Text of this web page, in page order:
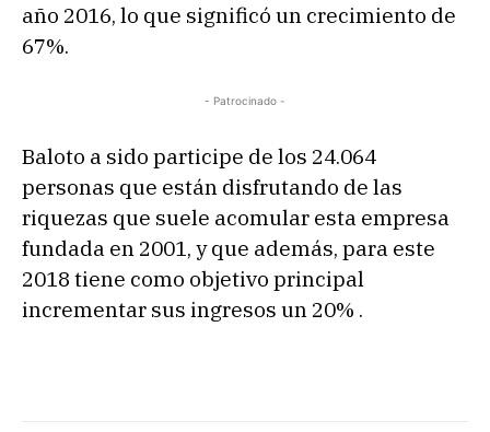
año 2016, lo que significó un crecimiento de
67%.
- Patrocinado -
Baloto a sido participe de los 24.064
personas que están disfrutando de las
riquezas que suele acomular esta empresa
fundada en 2001, y que además, para este
2018 tiene como objetivo principal
incrementar sus ingresos un 20% .